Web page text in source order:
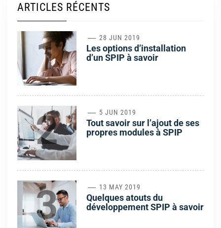
ARTICLES RÉCENTS
1 28 JUN 2019
Les options d’installation
d’un SPIP à savoir
2 5 JUN 2019
Tout savoir sur l’ajout de ses
propres modules à SPIP
3 13 MAY 2019
Quelques atouts du
développement SPIP à savoir